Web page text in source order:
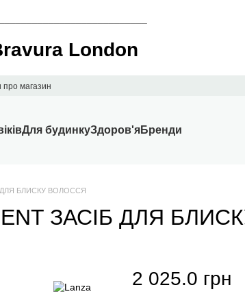
London
про магазин
Для будинкуЗдоров'яБренди
ДЛЯ БЛИСКУ ВОЛОССЯ
ЗАСІБ ДЛЯ
2 025.0 грн